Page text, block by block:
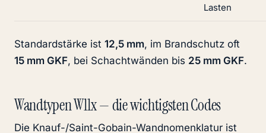
Lasten
Standardstärke ist 12,5 mm, im Brandschutz oft
15 mm GKF, bei Schachtwänden bis 25 mm GKF.
Wandtypen W11x — die wichtigsten Codes
Die Knauf-/Saint-Gobain-Wandnomenklatur ist